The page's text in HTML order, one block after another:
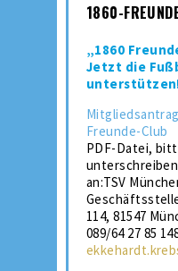
1860-
„1860
Jetzt die
Freunde-Club
PDF-Datei,
an:TSV
114, 81547
089/64 27 85